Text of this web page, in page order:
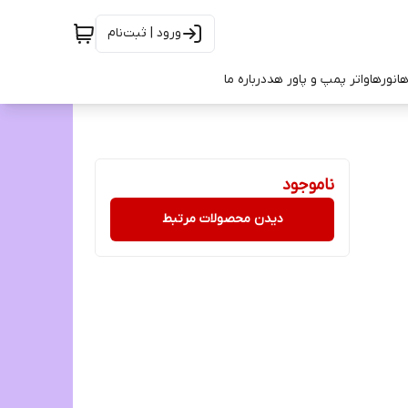
ورود | ثبت‌نام
نورهاواتر پمپ و پاور هددرباره ما
ناموجود
دیدن محصولات مرتبط